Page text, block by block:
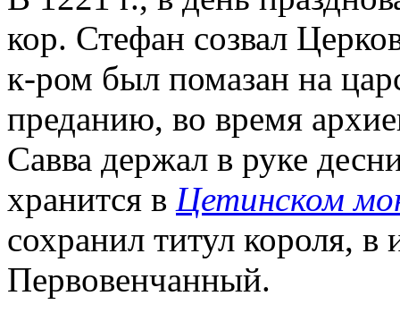
кор. Стефан созвал
к-ром был помазан на
преданию, во время
Савва держал в руке
хранится в Цетинском
сохранил титул короля,
Первовенчанный.